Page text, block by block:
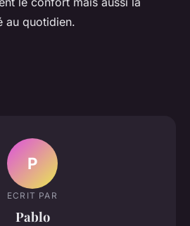
au quotidien.
P
ECRIT PAR
Pablo